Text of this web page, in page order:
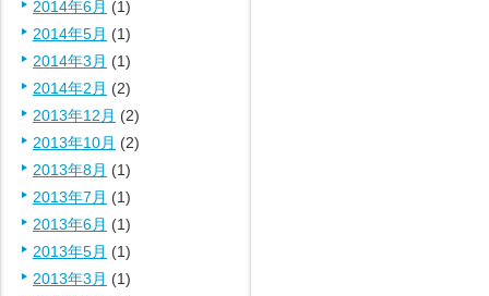
2014年6月 (1)
2014年5月 (1)
2014年3月 (1)
2014年2月 (2)
2013年12月 (2)
2013年10月 (2)
2013年8月 (1)
2013年7月 (1)
2013年6月 (1)
2013年5月 (1)
2013年3月 (1)